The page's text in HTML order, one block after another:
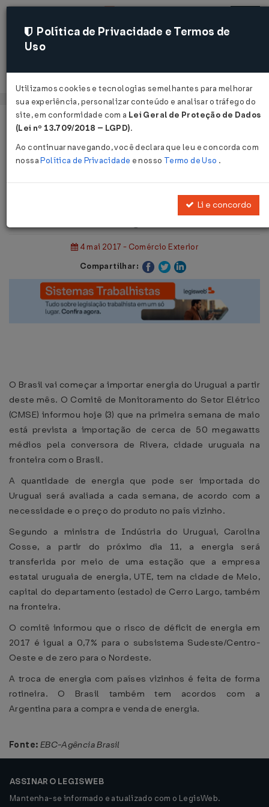
Acessar
Página Inicial
Notícias
Brasil começa a importar energia do
4 mai 2017 - Comércio Exterior
Compartilhar:
O Brasil vai começar a importar energia do Uruguai a partir
deste mês. O Comitê de Monitoramento do Setor Elétrico
(CMSE) informou hoje (3) que na primeira semana de maio
está prevista a importação de cerca de 50 megawatts
médios pela conversora de Rivera, cidade uruguaia na
fronteira com o Brasil.
A quantidade de energia que pode ser importada do
Uruguai será avaliada a cada semana, de acordo com a
necessidade e o preço do produto no país vizinho.
Segundo a ministra de Indústria do Uruguai, Carolina
Cosse, a partir do próximo dia 11, a energia será
transferida por meio de uma estação que a empresa
estatal uruguaia de energia, UTE, tem na cidade de Melo,
capital do departamento (estado) de Cerro Largo, também
na fronteira.
O comitê informou que o risco de déficit de energia em
2017 é igual a 0,7% para o subsistema Sudeste/Centro-
Oeste e de zero para o Nordeste.
A troca de energia com países vizinhos é feita de forma
rotineira. O Brasil também tem acordos com a
Argentina para a compra e venda de energia.
Fonte: EBC-Agência Brasil
ASSINAR O LEGISWEB
Mantenha-se informado e atualizado com o LegisWeb.
Política de Privacidade e Termos de
Uso
Utilizamos cookies e tecnologias semelhantes para melhorar
sua experiência, personalizar conteúdo e analisar o tráfego do
site, em conformidade com a Lei Geral de Proteção de Dados
(Lei nº 13.709/2018 – LGPD).
Ao continuar navegando, você declara que leu e concorda com
nossaPolítica de Privacidade e nosso Termo de Uso .
Li e concordo